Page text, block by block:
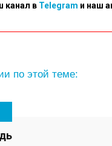
канал в Telegram и наш
по этой теме: